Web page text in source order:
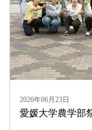
2026年06月23日
愛媛大学農学部